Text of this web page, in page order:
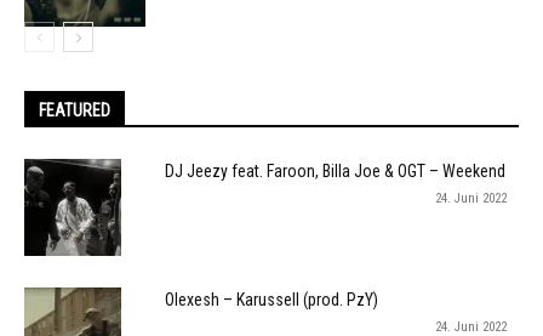
FEATURED
DJ Jeezy feat. Faroon, Billa Joe & OGT – Weekend
24. Juni 2022
Olexesh – Karussell (prod. PzY)
24. Juni 2022